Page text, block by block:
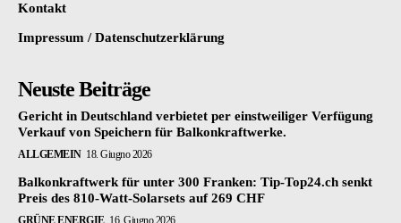
Kontakt
Impressum / Datenschutzerklärung
Neuste Beiträge
Gericht in Deutschland verbietet per einstweiliger Verfügung
Verkauf von Speichern für Balkonkraftwerke.
ALLGEMEIN 18. Giugno 2026
Balkonkraftwerk für unter 300 Franken: Tip-Top24.ch senkt
Preis des 810-Watt-Solarsets auf 269 CHF
GRÜNE ENERGIE 16. Giugno 2026